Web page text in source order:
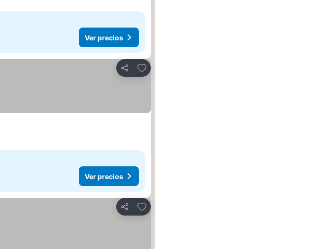
Ver precios
Compartir
Añadir a favoritos
Ver precios
Compartir
Añadir a favoritos